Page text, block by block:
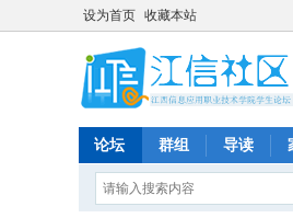
设为首页 收藏本站
论坛 群组 导读